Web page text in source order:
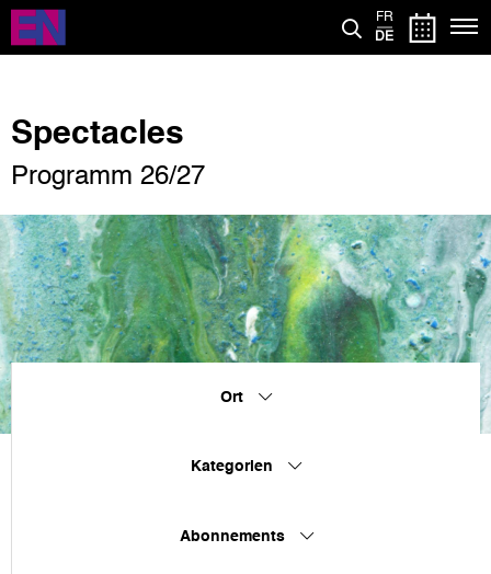
Direkt
zum
Inhalt
FR
DE
Spectacles
Programm 26/27
Ort
Kategorien
Abonnements